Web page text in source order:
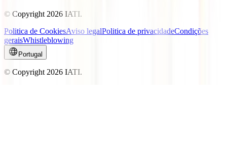
© Copyright 2026 IATI.
Politica de CookiesAviso legalPolitica de privacidadeCondições
geraisWhistleblowing
Portugal
© Copyright 2026 IATI.